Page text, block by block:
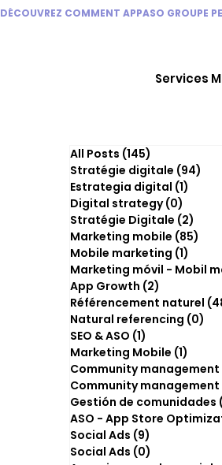
Services
DÉCOUVREZ COMMENT APPASO GROUPE
All Posts (145)
Stratégie digitale (94)
Estrategia digital (1)
Digital strategy(0)
Stratégie Digitale (2)
Marketing mobile (85)
Mobile marketing (1)
App Growth (2)
Référencement naturel
Natural referencing (0)
SEO & ASO (1)
Marketing Mobile (1)
Community management
Community management
Gestión de comunidades
ASO - App Store
Social Ads (9)
Social Ads (0)